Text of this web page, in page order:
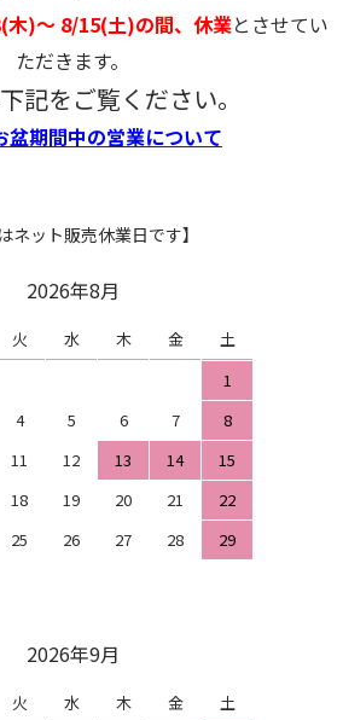
木)～ 8/15(土)の間、休業とさせてい
ただきます。
記をご覧ください。
盆期間中の営業について
ネット販売休業日です】
2026年8月
火 水 木 金
土
1
4 5 6 7
8
11 12 13 14
15
18 19 20 21
22
25 26 27 28
29
2026年9月
火 水 木 金
土